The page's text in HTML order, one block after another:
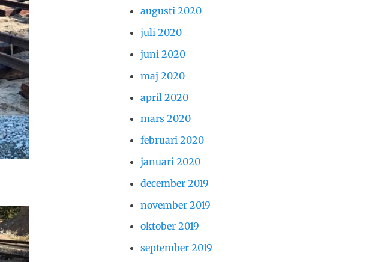
augusti 2020
juli 2020
juni 2020
maj 2020
april 2020
mars 2020
februari 2020
januari 2020
december 2019
november 2019
oktober 2019
september 2019